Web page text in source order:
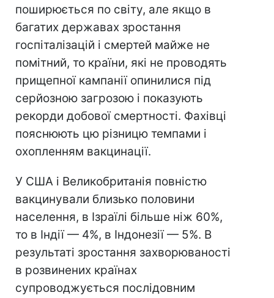
поширюється по світу, але якщо в
багатих державах зростання
госпіталізацій і смертей майже не
помітний, то країни, які не проводять
прищепної кампанії опинилися під
серйозною загрозою і показують
рекорди добової смертності. Фахівці
пояснюють цю різницю темпами і
охопленням вакцинації.
У США і Великобританія повністю
вакцинували близько половини
населення, в Ізраїлі більше ніж 60%,
то в Індії — 4%, в Індонезії — 5%. В
результаті зростання захворюваності
в розвинених країнах
супроводжується послідовним